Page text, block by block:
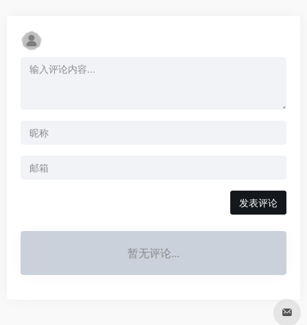
发表评论
暂无评论...